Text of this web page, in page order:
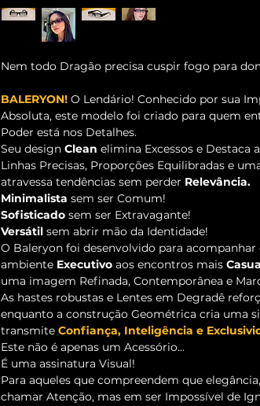
Nem todo Dragão precisa cuspir fogo para
BALERYON! O Lendário! Conhecido por sua
Absoluta, este modelo foi criado para quem
Poder está nos Detalhes.
Seu design Clean elimina Excessos e Destaca
Linhas Precisas, Proporções Equilibradas e
atravessa tendências sem perder Relevância.
Minimalista sem ser Comum!
Sofisticado sem ser Extravagante!
Versátil sem abrir mão da Identidade!
O Baleryon foi desenvolvido para acompanhar
ambiente Executivo aos encontros mais
uma imagem Refinada, Contemporânea e
As hastes robustas e Lentes em Degradê
enquanto a construção Geométrica cria uma
transmite Confiança, Inteligência e
Este não é apenas um Acessório...
É uma assinatura Visual!
Para aqueles que compreendem que
chamar Atenção, mas em ser Impossível de